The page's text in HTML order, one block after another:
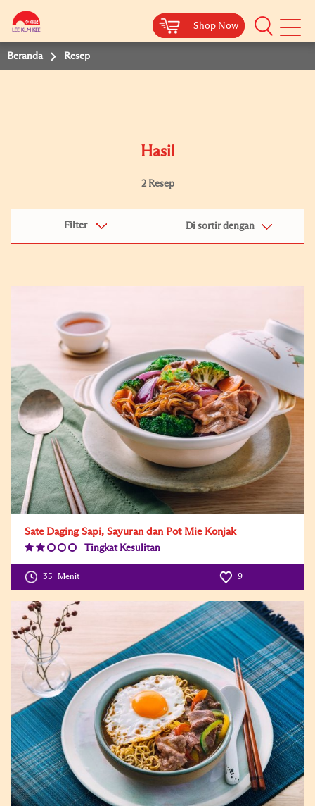
Shop Now
Shop Now
Beranda Resep
Hasil
2 Resep
Filter Di sortir dengan
Sate Daging Sapi, Sayuran dan Pot Mie Konjak
Tingkat Kesulitan
35 Menit 9